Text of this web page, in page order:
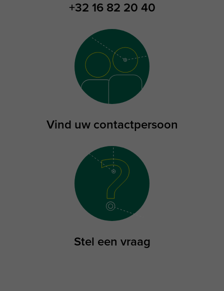
+32 16 82 20 40
Vind uw contactpersoon
Stel een vraag